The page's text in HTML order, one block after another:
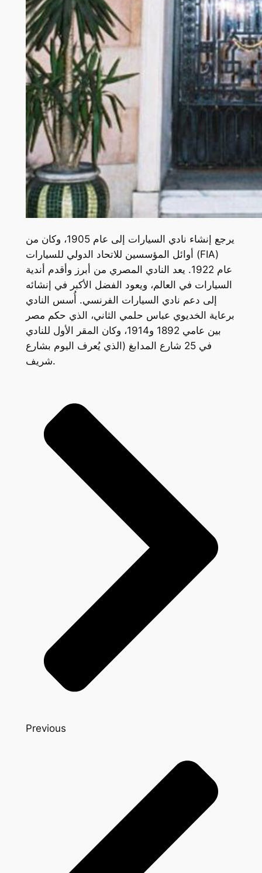
يرجع إنشاء نادي السيارات إلى عام 1905، وكان من
أوائل المؤسسين للاتحاد الدولي للسيارات (FIA)
عام 1922. يعد النادي المصري من أبرز وأقدم أندية
السيارات في العالم، ويعود الفضل الأكبر في إنشائه
إلى دعم نادي السيارات الفرنسي. أُسس النادي
برعاية الخديوي عباس حلمي الثاني، الذي حكم مصر
بين عامي 1892 و1914، وكان المقر الأول للنادي
في 25 شارع المدابغ (الذي يُعرف اليوم بشارع
شريف.
Previous